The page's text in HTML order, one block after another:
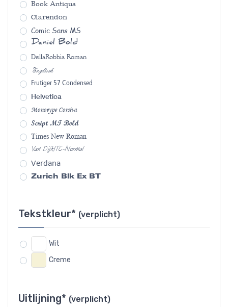
Book Antiqua
Clarendon
Comic Sans MS
Daniel Bold
DellaRobbia Roman
Englisch
Frutiger 57 Condensed
Helvetica
Monotype Corsiva
Script MT Bold
Times New Roman
Van DijkITC-Normal
Verdana
Zurich Blk Ex BT
Tekstkleur* (verplicht)
Wit
Creme
Uitlijning* (verplicht)